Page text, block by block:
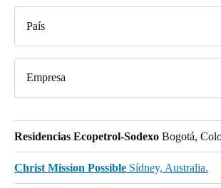
País
Empresa
Residencias Ecopetrol-Sodexo Bogotá,
Christ Mission Possible Sídney, Australia.